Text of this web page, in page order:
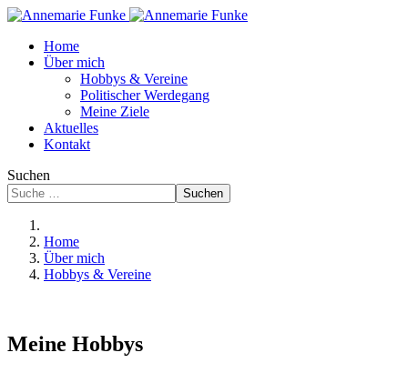
Home
Über mich
Hobbys & Vereine
Politischer Werdegang
Meine Ziele
Aktuelles
Kontakt
Suchen
Suchen
Home
Über mich
Hobbys & Vereine
Meine Hobbys